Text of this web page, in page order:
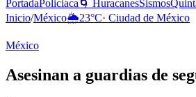
PortadaPoliciaca 🌀 HuracanesSismos
Inicio/México🌦️23°C· Ciudad de México
México
Asesinan a guardias de